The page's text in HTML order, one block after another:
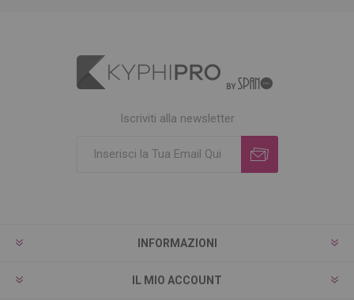
Iscriviti alla newsletter
INFORMAZIONI
IL MIO ACCOUNT